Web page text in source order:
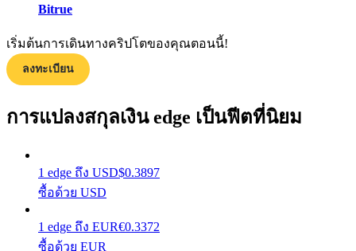
ได้รับ
Bitrue
เริ่มต้นการเดินทางคริปโตของคุณตอนนี้!
ลงทะเบียน
การแปลงสกุลเงิน edge เป็นฟีตที่นิยม
1 edge ถึง USD$0.3897
ซื้อด้วย USD
1 edge ถึง EUR€0.3372
ซื้อด้วย EUR